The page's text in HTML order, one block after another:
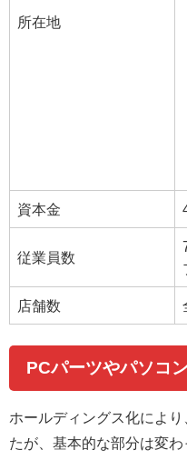
所在地
資本金
従業員数
店舗数
PCパーツやパソコ
ホールディングス化により
たが、基本的な部分は変